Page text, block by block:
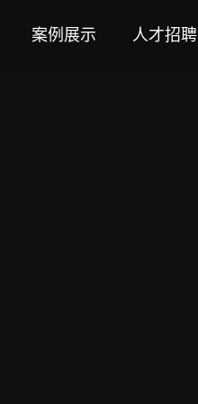
案例展示 人才招聘